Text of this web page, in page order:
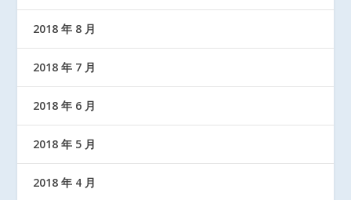
2018 年 8 月
2018 年 7 月
2018 年 6 月
2018 年 5 月
2018 年 4 月